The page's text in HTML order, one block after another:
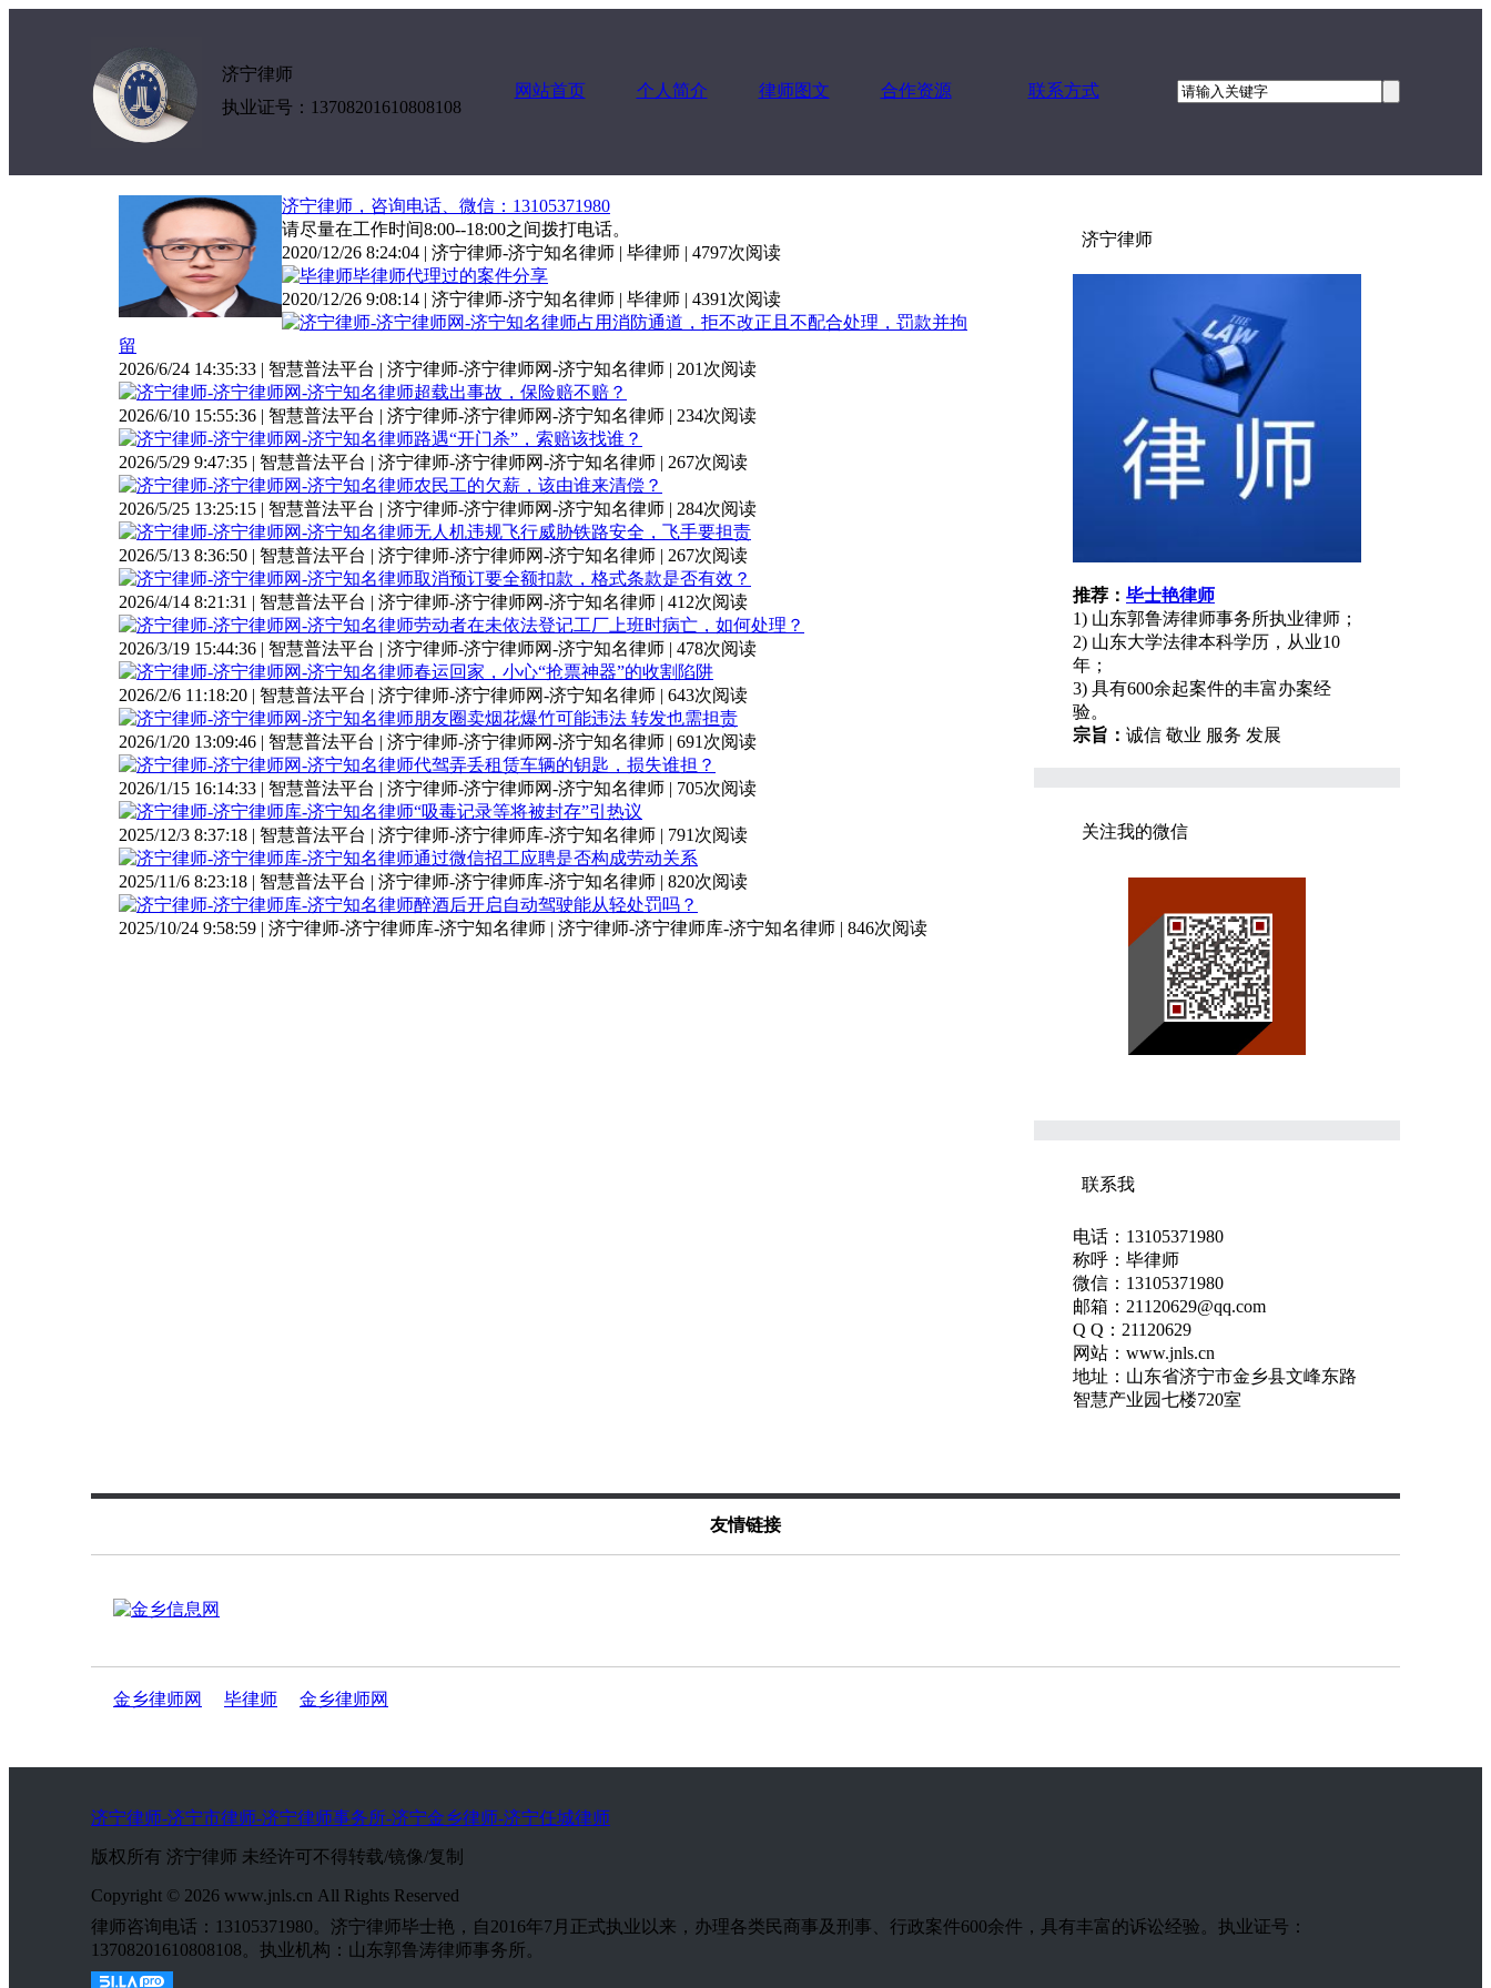
济宁律师
执业证号：13708201610808108
网站首页 个人简介 律师图文 合作资源 联系方式
济宁律师，咨询电话、微信：13105371980
请尽量在工作时间8:00--18:00之间拨打电话。
2020/12/26 8:24:04 | 济宁律师-济宁知名律师 | 毕律师 | 4797次阅读
毕律师代理过的案件分享
2020/12/26 9:08:14 | 济宁律师-济宁知名律师 | 毕律师 | 4391次阅读
占用消防通道，拒不改正且不配合处理，罚款并拘
留
2026/6/24 14:35:33 | 智慧普法平台 | 济宁律师-济宁律师网-济宁知名律师 | 201次阅读
超载出事故，保险赔不赔？
2026/6/10 15:55:36 | 智慧普法平台 | 济宁律师-济宁律师网-济宁知名律师 | 234次阅读
路遇“开门杀”，索赔该找谁？
2026/5/29 9:47:35 | 智慧普法平台 | 济宁律师-济宁律师网-济宁知名律师 | 267次阅读
农民工的欠薪，该由谁来清偿？
2026/5/25 13:25:15 | 智慧普法平台 | 济宁律师-济宁律师网-济宁知名律师 | 284次阅读
无人机违规飞行威胁铁路安全，飞手要担责
2026/5/13 8:36:50 | 智慧普法平台 | 济宁律师-济宁律师网-济宁知名律师 | 267次阅读
取消预订要全额扣款，格式条款是否有效？
2026/4/14 8:21:31 | 智慧普法平台 | 济宁律师-济宁律师网-济宁知名律师 | 412次阅读
劳动者在未依法登记工厂上班时病亡，如何处理？
2026/3/19 15:44:36 | 智慧普法平台 | 济宁律师-济宁律师网-济宁知名律师 | 478次阅读
春运回家，小心“抢票神器”的收割陷阱
2026/2/6 11:18:20 | 智慧普法平台 | 济宁律师-济宁律师网-济宁知名律师 | 643次阅读
朋友圈卖烟花爆竹可能违法 转发也需担责
2026/1/20 13:09:46 | 智慧普法平台 | 济宁律师-济宁律师网-济宁知名律师 | 691次阅读
代驾弄丢租赁车辆的钥匙，损失谁担？
2026/1/15 16:14:33 | 智慧普法平台 | 济宁律师-济宁律师网-济宁知名律师 | 705次阅读
“吸毒记录等将被封存”引热议
2025/12/3 8:37:18 | 智慧普法平台 | 济宁律师-济宁律师库-济宁知名律师 | 791次阅读
通过微信招工应聘是否构成劳动关系
2025/11/6 8:23:18 | 智慧普法平台 | 济宁律师-济宁律师库-济宁知名律师 | 820次阅读
醉酒后开启自动驾驶能从轻处罚吗？
2025/10/24 9:58:59 | 济宁律师-济宁律师库-济宁知名律师 | 济宁律师-济宁律师库-济宁知名律师 | 846次阅读
济宁律师
推荐： 毕士艳律师
1) 山东郭鲁涛律师事务所执业律师；
2) 山东大学法律本科学历，从业10
年；
3) 具有600余起案件的丰富办案经
验。
宗旨： 诚信 敬业 服务 发展
关注我的微信
联系我
电话：13105371980
称呼：毕律师
微信：13105371980
邮箱：21120629@qq.com
Q Q：21120629
网站：www.jnls.cn
地址：山东省济宁市金乡县文峰东路
智慧产业园七楼720室
友情链接
金乡律师网 毕律师 金乡律师网
济宁律师-济宁市律师-济宁律师事务所-济宁金乡律师-济宁任城律师
版权所有 济宁律师 未经许可不得转载/镜像/复制
Copyright © 2026 www.jnls.cn All Rights Reserved
律师咨询电话：13105371980。济宁律师毕士艳，自2016年7月正式执业以来，办理各类民商事及刑事、行政案件600余件，具有丰富的诉讼经验。执业证号：
13708201610808108。执业机构：山东郭鲁涛律师事务所。